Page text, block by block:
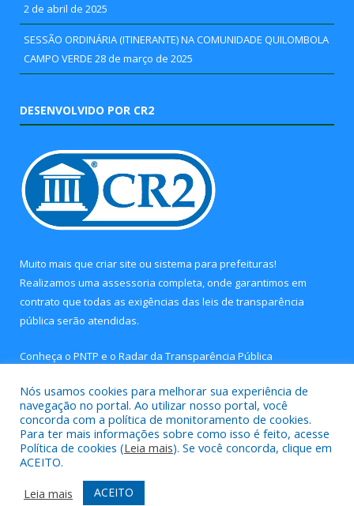
2 de abril de 2025
SESSÃO ORDINÁRIA (ITINERANTE) NA COMUNIDADE QUILOMBOLA
CAMPO VERDE 28 de março de 2025
DESENVOLVIDO POR CR2
Muito mais que criar site ou sistema para prefeituras!
Realizamos uma assessoria completa, onde garantimos em
contrato que todas as exigências das leis de transparência
pública serão atendidas.
Conheça o PNTP e o Radar da Transparência Pública
Todos os direitos reservados a Câmara Municipal de Concórdia
do Pará.
Mapa do Site
Acessar Área Administrativa
Nós usamos cookies para melhorar sua experiência de
navegação no portal. Ao utilizar nosso portal, você
concorda com a política de monitoramento de cookies.
Para ter mais informações sobre como isso é feito, acesse
Política de cookies (Leia mais). Se você concorda, clique em
ACEITO.
Leia mais
ACEITO